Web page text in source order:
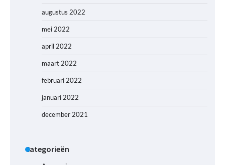
augustus 2022
mei 2022
april 2022
maart 2022
februari 2022
januari 2022
december 2021
Categorieën